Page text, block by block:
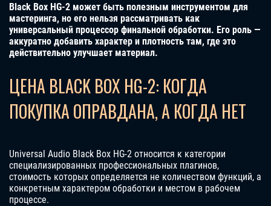
Black Box HG-2 может быть полезным инструментом для
мастеринга, но его нельзя рассматривать как
универсальный процессор финальной обработки. Его роль —
аккуратно добавить характер и плотность там, где это
действительно улучшает материал.
ЦЕНА BLACK BOX HG-2: КОГДА
ПОКУПКА ОПРАВДАНА, А КОГДА НЕТ
Universal Audio Black Box HG-2 относится к категории
специализированных профессиональных плагинов,
стоимость которых определяется не количеством функций, а
конкретным характером обработки и местом в рабочем
процессе.